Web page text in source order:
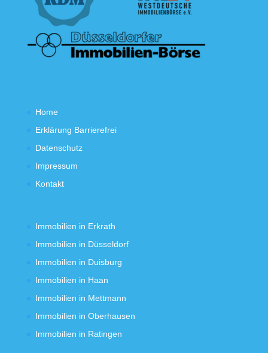
Home
Erklärung Barrierefrei
Datenschutz
Impressum
Kontakt
Immobilien in Erkrath
Immobilien in Düsseldorf
Immobilien in Duisburg
Immobilien in Haan
Immobilien in Mettmann
Immobilien in Oberhausen
Immobilien in Ratingen